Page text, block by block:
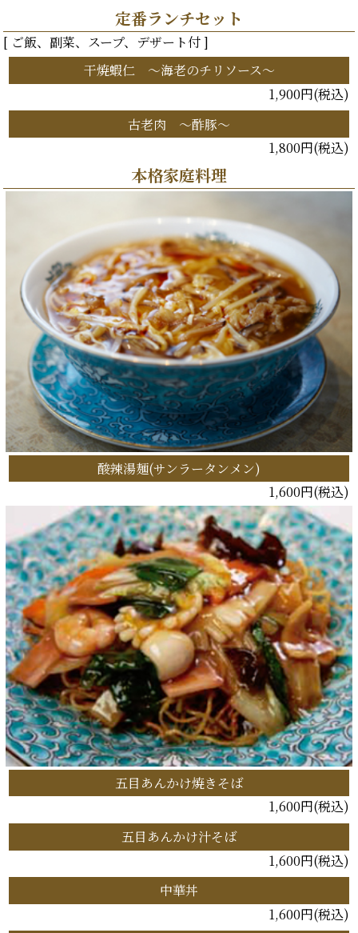
定番ランチセット
[ ご飯、副菜、スープ、デザート付 ]
干焼蝦仁 ～海老のチリソース～
1,900円(税込)
古老肉 ～酢豚～
1,800円(税込)
本格家庭料理
酸辣湯麺(サンラータンメン)
1,600円(税込)
五目あんかけ焼きそば
1,600円(税込)
五目あんかけ汁そば
1,600円(税込)
中華丼
1,600円(税込)